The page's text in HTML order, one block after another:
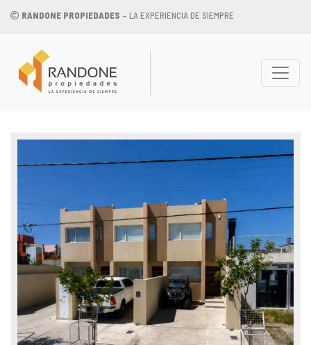
RANDONE PROPIEDADES – LA EXPERIENCIA DE SIEMPRE